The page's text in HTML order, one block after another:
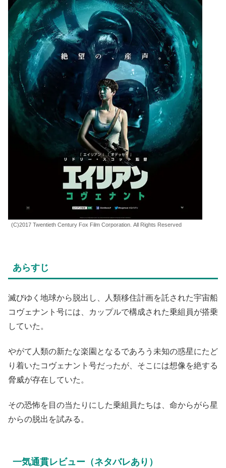
(C)2017 Twentieth Century Fox Film Corporation. All Rights Reserved
あらすじ
滅びゆく地球から脱出し、人類移住計画を託された宇宙船
コヴェナント号には、カップルで構成された乗組員が搭乗
していた。
やがて人類の新たな楽園となるであろう未知の惑星にたど
り着いたコヴェナント号だったが、そこには想像を絶する
脅威が存在していた。
その恐怖を目の当たりにした乗組員たちは、命からがら星
からの脱出を試みる。
一気通貫レビュー（ネタバレあり）